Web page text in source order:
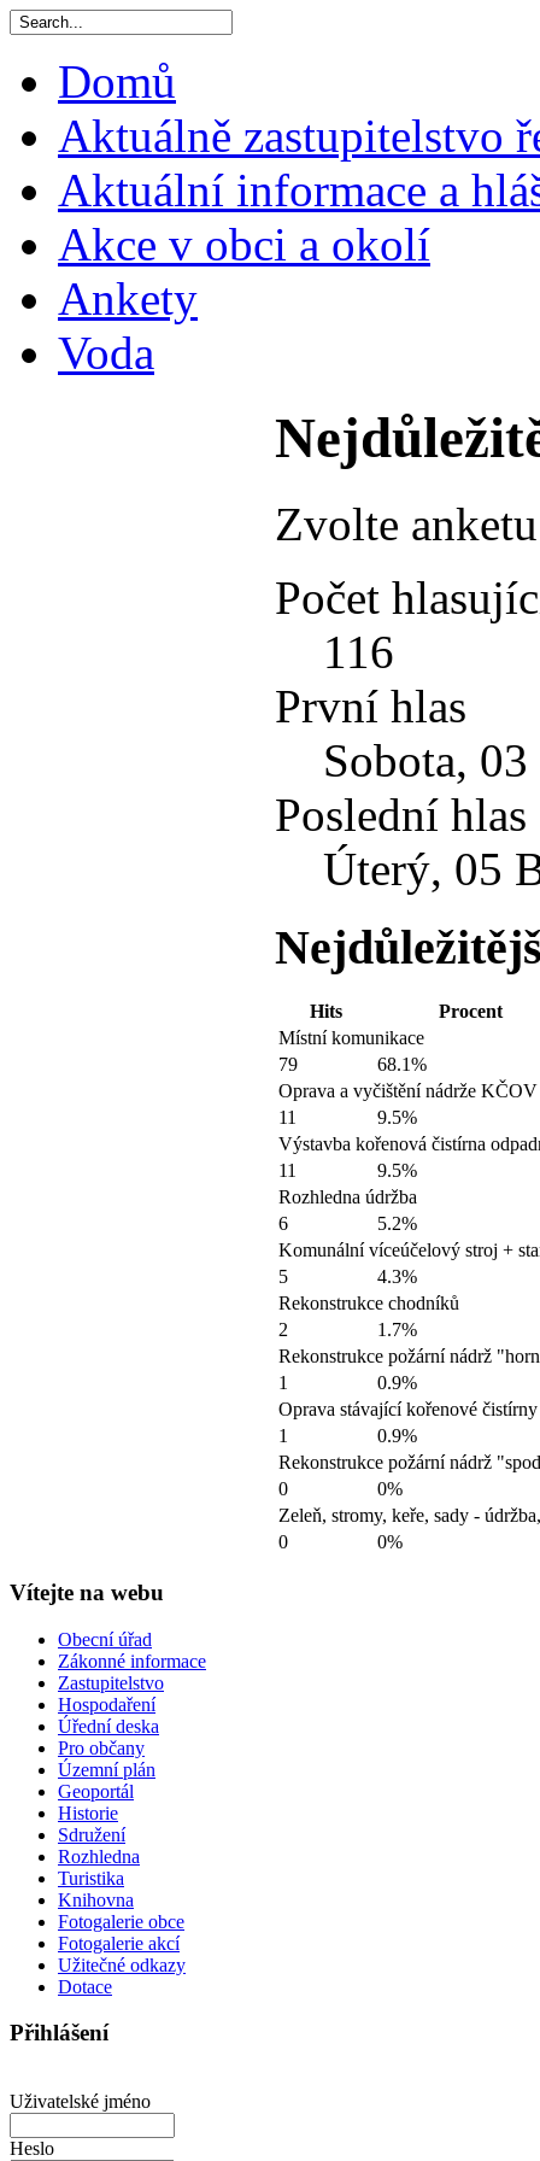
Domů
Aktuálně zastupitelstvo
Aktuální informace a
Akce v obci a okolí
Ankety
Voda
Zvolte
Počet
116
První hlas
Sobota,
Poslední hlas
Úterý, 05
Hits
Procent
Místní komunikace
79
68.1%
Oprava a vyčištění nádrže
11
9.5%
Výstavba kořenová čistírna
11
9.5%
Rozhledna údržba
6
5.2%
Komunální víceúčelový stroj +
5
4.3%
Rekonstrukce chodníků
2
1.7%
Rekonstrukce požární nádrž
1
0.9%
Oprava stávající kořenové
1
0.9%
Rekonstrukce požární nádrž
0
0%
Zeleň, stromy, keře, sady -
0
0%
Vítejte na webu
Obecní úřad
Zákonné informace
Zastupitelstvo
Hospodaření
Úřední deska
Pro občany
Územní plán
Geoportál
Historie
Sdružení
Rozhledna
Turistika
Knihovna
Fotogalerie obce
Fotogalerie akcí
Užitečné odkazy
Dotace
Přihlášení
Uživatelské jméno
Heslo